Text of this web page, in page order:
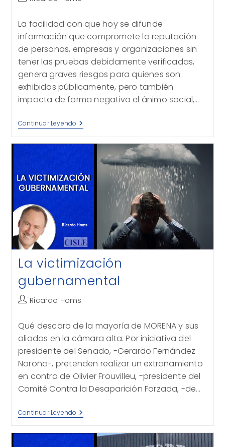
la
entrada:
La facilidad con que hoy se difunde
información que compromete la reputación
de personas, empresas y organizaciones sin
tener las pruebas debidamente verificadas,
genera graves riesgos para quienes son
exhibidos públicamente, pero también
impacta de forma negativa el ánimo social,…
Continuar Leyendo La
Estrategia
Desprestigio
La victimización
gubernamental
Autor
entrada:
Ricardo Homs
Qué descaro de la mayoría de MORENA y sus
aliados en la cámara alta. Por iniciativa del
presidente del Senado, -Gerardo Fernández
Noroña-, pretenden realizar un extrañamiento
en contra de Olivier Frouvilleu, -presidente del
Comité Contra la Desaparición Forzada, -de…
Continuar Leyendo La
Victimización